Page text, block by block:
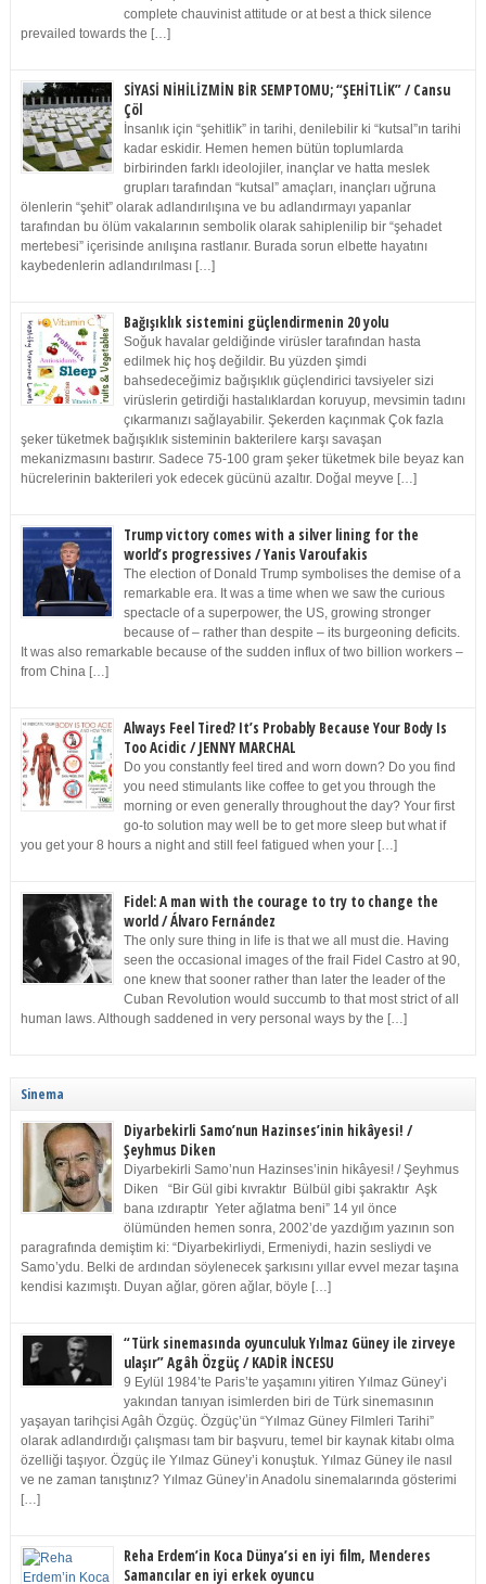
complete chauvinist attitude or at best a thick silence
prevailed towards the […]
SİYASİ NİHİLİZMİN BİR SEMPTOMU; “ŞEHİTLİK” / Cansu
Çöl
İnsanlık için “şehitlik” in tarihi, denilebilir ki “kutsal”ın tarihi
kadar eskidir. Hemen hemen bütün toplumlarda
birbirinden farklı ideolojiler, inançlar ve hatta meslek
grupları tarafından “kutsal” amaçları, inançları uğruna
ölenlerin “şehit” olarak adlandırılışına ve bu adlandırmayı yapanlar
tarafından bu ölüm vakalarının sembolik olarak sahiplenilip bir “şehadet
mertebesi” içerisinde anılışına rastlanır. Burada sorun elbette hayatını
kaybedenlerin adlandırılması […]
Bağışıklık sistemini güçlendirmenin 20 yolu
Soğuk havalar geldiğinde virüsler tarafından hasta
edilmek hiç hoş değildir. Bu yüzden şimdi
bahsedeceğimiz bağışıklık güçlendirici tavsiyeler sizi
virüslerin getirdiği hastalıklardan koruyup, mevsimin tadını
çıkarmanızı sağlayabilir. Şekerden kaçınmak Çok fazla
şeker tüketmek bağışıklık sisteminin bakterilere karşı savaşan
mekanizmasını bastırır. Sadece 75-100 gram şeker tüketmek bile beyaz kan
hücrelerinin bakterileri yok edecek gücünü azaltır. Doğal meyve […]
Trump victory comes with a silver lining for the
world’s progressives / Yanis Varoufakis
The election of Donald Trump symbolises the demise of a
remarkable era. It was a time when we saw the curious
spectacle of a superpower, the US, growing stronger
because of – rather than despite – its burgeoning deficits.
It was also remarkable because of the sudden influx of two billion workers –
from China […]
Always Feel Tired? It’s Probably Because Your Body Is
Too Acidic / JENNY MARCHAL
Do you constantly feel tired and worn down? Do you find
you need stimulants like coffee to get you through the
morning or even generally throughout the day? Your first
go-to solution may well be to get more sleep but what if
you get your 8 hours a night and still feel fatigued when your […]
Fidel: A man with the courage to try to change the
world / Álvaro Fernández
The only sure thing in life is that we all must die. Having
seen the occasional images of the frail Fidel Castro at 90,
one knew that sooner rather than later the leader of the
Cuban Revolution would succumb to that most strict of all
human laws. Although saddened in very personal ways by the […]
Sinema
Diyarbekirli Samo’nun Hazinses’inin hikâyesi! /
Şeyhmus Diken
Diyarbekirli Samo’nun Hazinses’inin hikâyesi! / Şeyhmus
Diken “Bir Gül gibi kıvraktır Bülbül gibi şakraktır Aşk
bana ızdıraptır Yeter ağlatma beni” 14 yıl önce
ölümünden hemen sonra, 2002’de yazdığım yazının son
paragrafında demiştim ki: “Diyarbekirliydi, Ermeniydi, hazin sesliydi ve
Samo’ydu. Belki de ardından söylenecek şarkısını yıllar evvel mezar taşına
kendisi kazımıştı. Duyan ağlar, gören ağlar, böyle […]
“Türk sinemasında oyunculuk Yılmaz Güney ile zirveye
ulaşır” Agâh Özgüç / KADİR İNCESU
9 Eylül 1984’te Paris’te yaşamını yitiren Yılmaz Güney’i
yakından tanıyan isimlerden biri de Türk sinemasının
yaşayan tarihçisi Agâh Özgüç. Özgüç’ün “Yılmaz Güney Filmleri Tarihi”
olarak adlandırdığı çalışması tam bir başvuru, temel bir kaynak kitabı olma
özelliği taşıyor. Özgüç ile Yılmaz Güney’i konuştuk. Yılmaz Güney ile nasıl
ve ne zaman tanıştınız? Yılmaz Güney’in Anadolu sinemalarında gösterimi
[…]
Reha Erdem’in Koca Dünya’si en iyi film, Menderes
Samancılar en iyi erkek oyuncu